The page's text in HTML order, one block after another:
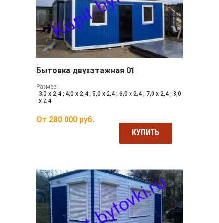
Бытовка двухэтажная 01
Размер:
3,0 х 2,4 ; 4,0 х 2,4 ; 5,0 х 2,4 ; 6,0 х 2,4 ; 7,0 х 2,4 ; 8,0
х 2,4
От 280 000 руб.
КУПИТЬ